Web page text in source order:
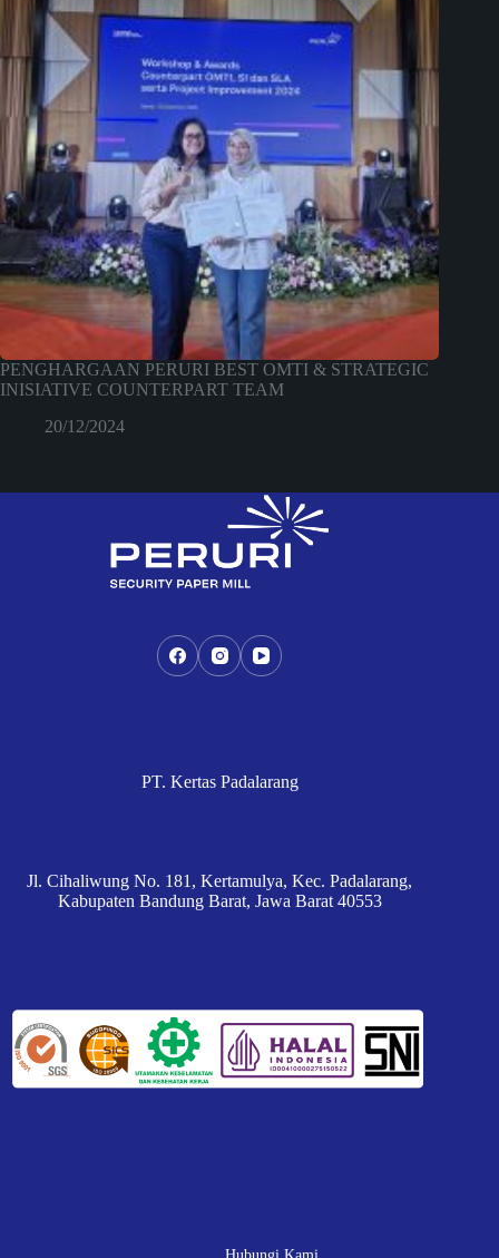
PENGHARGAAN PERURI BEST OMTI & STRATEGIC
INISIATIVE COUNTERPART TEAM
20/12/2024
PT. Kertas Padalarang
Jl. Cihaliwung No. 181, Kertamulya, Kec. Padalarang,
Kabupaten Bandung Barat, Jawa Barat 40553